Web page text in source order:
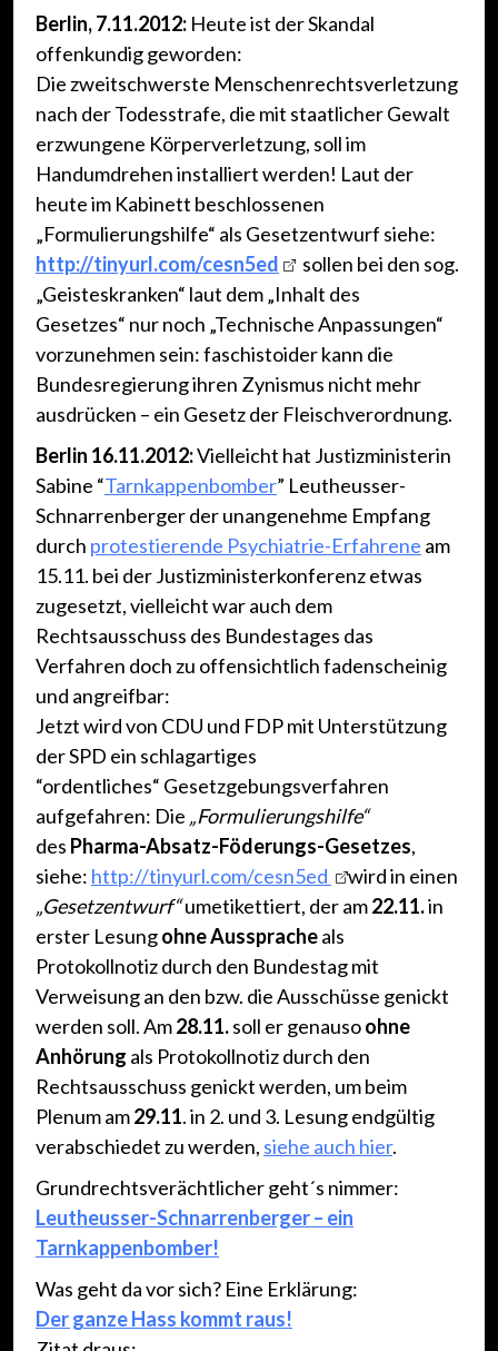
Berlin, 7.11.2012: Heute ist der Skandal
offenkundig geworden:
Die zweitschwerste Menschenrechtsverletzung
nach der Todesstrafe, die mit staatlicher Gewalt
erzwungene Körperverletzung, soll im
Handumdrehen installiert werden! Laut der
heute im Kabinett beschlossenen
„Formulierungshilfe“ als Gesetzentwurf siehe:
http://tinyurl.com/cesn5ed
sollen bei den sog.
„Geisteskranken“ laut dem „Inhalt des
Gesetzes“ nur noch „Technische Anpassungen“
vorzunehmen sein: faschistoider kann die
Bundesregierung ihren Zynismus nicht mehr
ausdrücken – ein Gesetz der Fleischverordnung.
Berlin 16.11.2012:Vielleicht hat Justizministerin
Sabine “Tarnkappenbomber” Leutheusser-
Schnarrenberger der unangenehme Empfang
durch protestierende Psychiatrie-Erfahrene am
15.11. bei der Justizministerkonferenz etwas
zugesetzt, vielleicht war auch dem
Rechtsausschuss des Bundestages das
Verfahren doch zu offensichtlich fadenscheinig
und angreifbar:
Jetzt wird von CDU und FDP mit Unterstützung
der SPD ein schlagartiges
“ordentliches“ Gesetzgebungsverfahren
aufgefahren: Die „Formulierungshilfe“
des Pharma-Absatz-Föderungs-Gesetzes,
siehe: http://tinyurl.com/cesn5ed
wird in einen
„Gesetzentwurf“umetikettiert, der am22.11.in
erster Lesungohne Ausspracheals
Protokollnotiz durch den Bundestag mit
Verweisung an den bzw. die Ausschüsse genickt
werden soll. Am28.11.soll er genausoohne
Anhörung als Protokollnotiz durch den
Rechtsausschuss genickt werden, um beim
Plenum am29.11. in 2. und 3. Lesung endgültig
verabschiedet zu werden, siehe auch hier.
Grundrechtsverächtlicher geht´s nimmer:
Leutheusser-Schnarrenberger – ein
Tarnkappenbomber!
Was geht da vor sich? Eine Erklärung:
Der ganze Hass kommt raus!